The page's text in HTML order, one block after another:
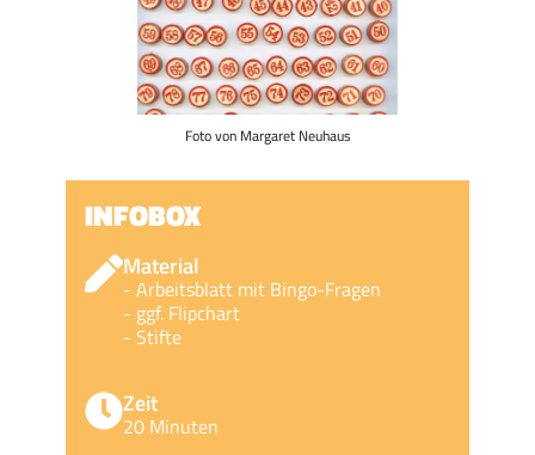
Foto von Margaret Neuhaus
INFOBOX
Material
- Arbeitsblatt mit Bingo-Fragen
- ggf. Flipchart
- Stifte
Zeit
20 Minuten